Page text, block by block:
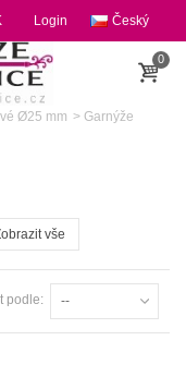
Český
Login
0
Ø25 mm > Garnýže
vše
podle: --